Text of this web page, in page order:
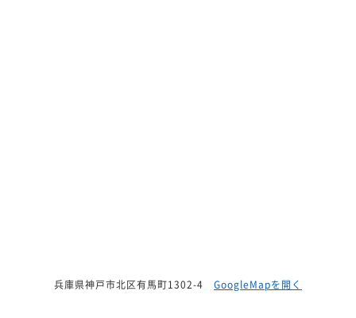
兵庫県神戸市北区有馬町1302-4 GoogleMapを開く